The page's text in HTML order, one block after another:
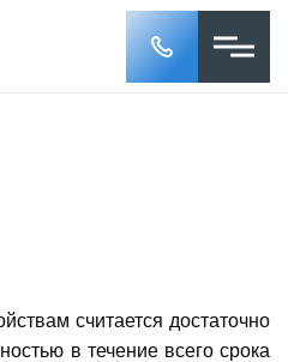
считается достаточно
в течение всего срока